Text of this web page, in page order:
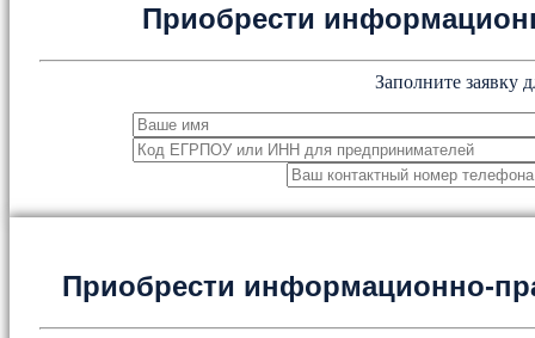
Приобрести
Заполните заявку
Приобрести информационно-